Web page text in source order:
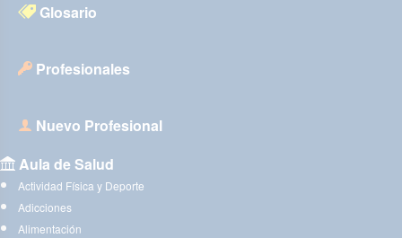
Glosario
Profesionales
Nuevo Profesional
Aula de Salud
Actividad Física y Deporte
Adicciones
Alimentación